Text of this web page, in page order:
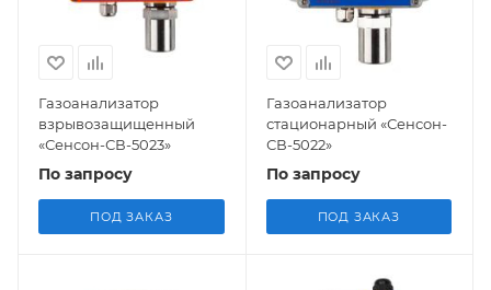
Газоанализатор
взрывозащищенный
«Сенсон-СВ-5023»
По запросу
ПОД ЗАКАЗ
Газоанализатор
стационарный «Сенсон-
СВ-5022»
По запросу
ПОД ЗАКАЗ